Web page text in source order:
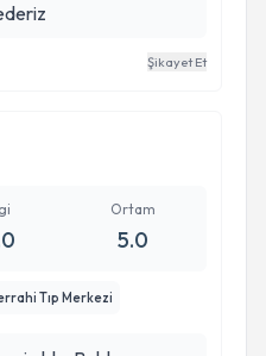
Şikayet Et
Ortam
5.0
Tıp Merkezi